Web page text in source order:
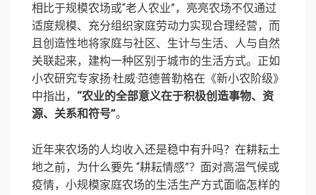
相比于规模农场或“老人农业”，亮亮农场不仅通过
适度规模、充分组织家庭劳动力实现合理经营，而
且创造性地将家庭与社区、生计与生活、人与自然
关联起来，建构一种区别于城市的生活方式。正如
小农研究专家扬·杜威·范德普勒格在《新小农阶级》
中指出， “农业的全部意义在于积极创造事物、资
源、关系和符号”。
近年来农场的人均收入还是稳中有升吗？在耕耘土
地之前，为什么要先 “耕耘情感”？面对高温气候或
疫情，小规模家庭农场的生活生产方式面临怎样的